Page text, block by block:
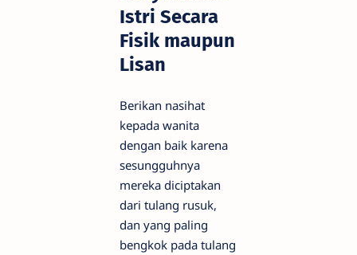
Istri Secara
Fisik maupun
Lisan
Berikan nasihat
kepada wanita
dengan baik karena
sesungguhnya
mereka diciptakan
dari tulang rusuk,
dan yang paling
bengkok pada tulang